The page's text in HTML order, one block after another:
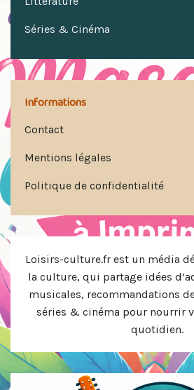
Séries & Cinéma
Informations
Contact
Mentions légales
Politique de confidentialité
Loisirs-culture.fr est un média
la culture, qui partage idées
musicales, recommandations
séries & cinéma pour nourrir
quotidien.